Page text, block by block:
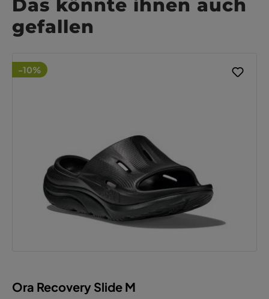
Das könnte ihnen auch
gefallen
-10%
Ora Recovery Slide M